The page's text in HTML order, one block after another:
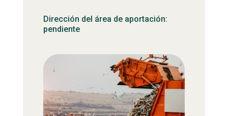
Dirección del área de aportación:
pendiente